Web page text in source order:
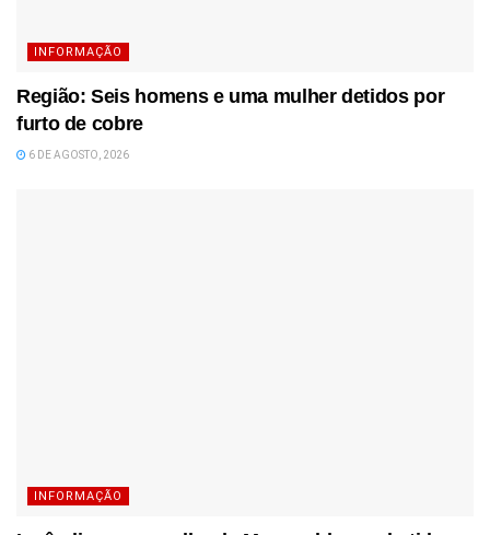
INFORMAÇÃO
Região: Seis homens e uma mulher detidos por
furto de cobre
6 DE AGOSTO, 2026
INFORMAÇÃO